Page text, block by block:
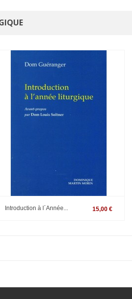
Introduction à l´Année... 15,00 €